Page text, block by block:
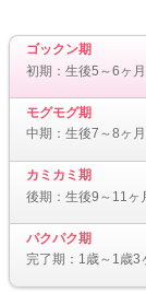
ゴックン期
初期：生後5～6ヶ
モグモグ期
中期：生後7～8ヶ
カミカミ期
後期：生後9～11ヶ
パクパク期
完了期：1歳～1歳3